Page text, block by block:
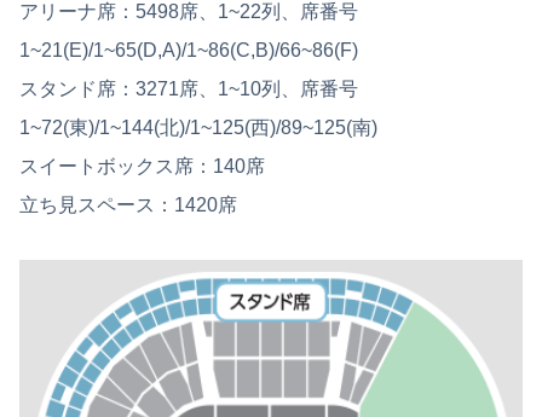
アリーナ席：5498席、1~22列、席番号
1~21(E)/1~65(D,A)/1~86(C,B)/66~86(F)
スタンド席：3271席、1~10列、席番号
1~72(東)/1~144(北)/1~125(西)/89~125(南)
スイートボックス席：140席
立ち見スペース：1420席